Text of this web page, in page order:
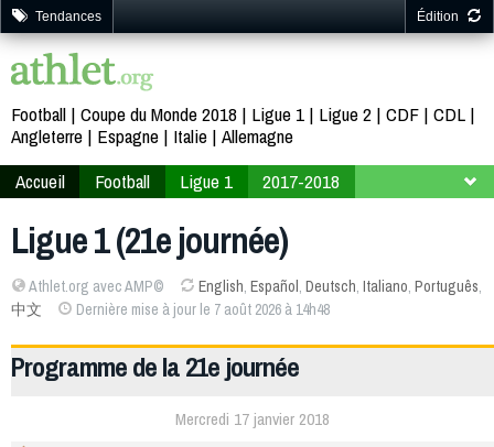
Tendances Édition
Football Coupe du Monde 2018 Ligue 1 Ligue 2 CDF CDL
Angleterre
Espagne Italie Allemagne
Accueil
Football Ligue 1
2017-2018
Ligue 1 (21e journée)
Athlet.org avec AMP© English, Español, Deutsch, Italiano, Português,
中文
Dernière mise à jour le 7 août 2026 à 14h48
Programme de la 21e journée
Mercredi 17 janvier 2018